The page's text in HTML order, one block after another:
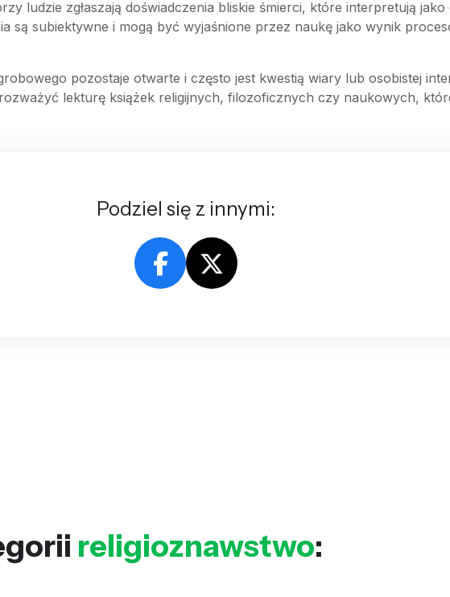
ludzie zgłaszają doświadczenia bliskie śmierci, które interpretują
są subiektywne i mogą być wyjaśnione przez naukę jako wynik
pozostaje otwarte i często jest kwestią wiary lub osobistej
lekturę książek religijnych, filozoficznych czy naukowych,
Podziel się z innymi:
religioznawstwo: